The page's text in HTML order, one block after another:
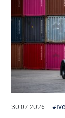
30.07.2026